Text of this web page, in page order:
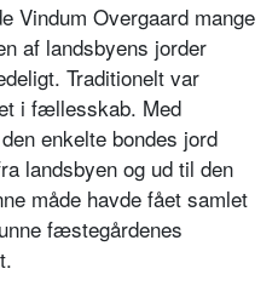
Vindum Overgaard mange
af landsbyens jorder
Traditionelt var
i fællesskab. Med
enkelte bondes jord
landsbyen og ud til den
måde havde fået samlet
fæstegårdenes